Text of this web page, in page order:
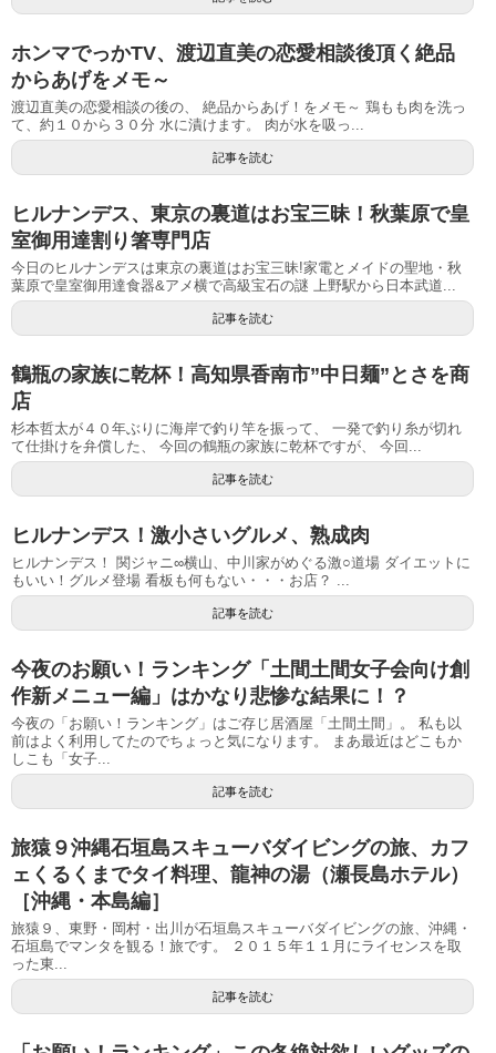
ホンマでっかTV、渡辺直美の恋愛相談後頂く絶品
からあげをメモ～
渡辺直美の恋愛相談の後の、 絶品からあげ！をメモ～ 鶏もも肉を洗っ
て、約１０から３０分 水に漬けます。 肉が水を吸っ...
記事を読む
ヒルナンデス、東京の裏道はお宝三昧！秋葉原で皇
室御用達割り箸専門店
今日のヒルナンデスは東京の裏道はお宝三昧!家電とメイドの聖地・秋
葉原で皇室御用達食器&アメ横で高級宝石の謎 上野駅から日本武道...
記事を読む
鶴瓶の家族に乾杯！高知県香南市”中日麺”とさを商
店
杉本哲太が４０年ぶりに海岸で釣り竿を振って、 一発で釣り糸が切れ
て仕掛けを弁償した、 今回の鶴瓶の家族に乾杯ですが、 今回...
記事を読む
ヒルナンデス！激小さいグルメ、熟成肉
ヒルナンデス！ 関ジャニ∞横山、中川家がめぐる激○道場 ダイエットに
もいい！グルメ登場 看板も何もない・・・お店？ ...
記事を読む
今夜のお願い！ランキング「土間土間女子会向け創
作新メニュー編」はかなり悲惨な結果に！？
今夜の「お願い！ランキング」はご存じ居酒屋「土間土間」。 私も以
前はよく利用してたのでちょっと気になります。 まあ最近はどこもか
しこも「女子...
記事を読む
旅猿９沖縄石垣島スキューバダイビングの旅、カフ
ェくるくまでタイ料理、龍神の湯（瀬長島ホテル）
［沖縄・本島編］
旅猿９、東野・岡村・出川が石垣島スキューバダイビングの旅、沖縄・
石垣島でマンタを観る！旅です。 ２０１５年１１月にライセンスを取
った東...
記事を読む